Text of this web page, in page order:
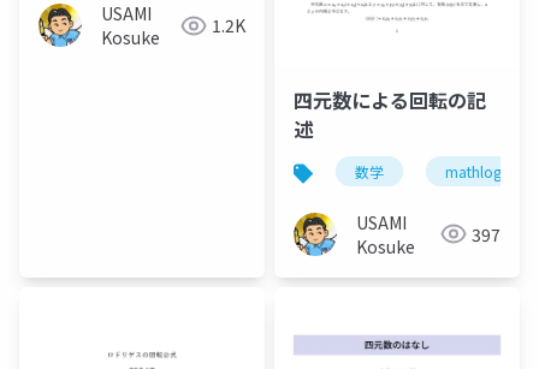
USAMI
Kosuke
1.2K
四元数による回転の記
述
数学 mathlog
USAMI
Kosuke
397